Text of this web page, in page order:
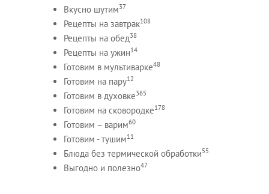
Вкусно шутим37
Рецепты на завтрак108
Рецепты на обед38
Рецепты на ужин14
Готовим в мультиварке48
Готовим на пару12
Готовим в духовке365
Готовим на сковородке178
Готовим – варим60
Готовим - тушим11
Блюда без термической обработки55
Выгодно и полезно47